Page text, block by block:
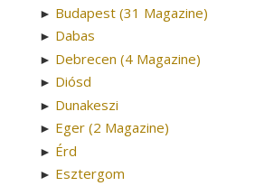
► Budapest (31 Magazine)
► Dabas
► Debrecen (4 Magazine)
► Diósd
► Dunakeszi
► Eger (2 Magazine)
► Érd
► Esztergom